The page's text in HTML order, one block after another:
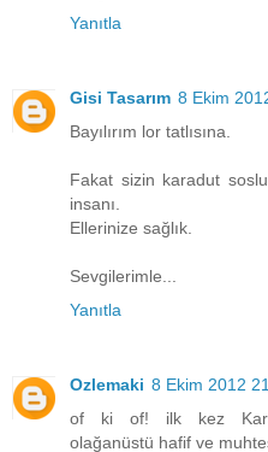
Yanıtla
Gisi Tasarım 8 Ekim
Bayılırım lor tatlısına.
Fakat sizin karadut
insanı.
Ellerinize sağlık.
Sevgilerimle...
Yanıtla
Ozlemaki 8 Ekim 2012
of ki of! ilk kez
olağanüstü hafif ve